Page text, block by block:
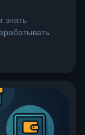
знать